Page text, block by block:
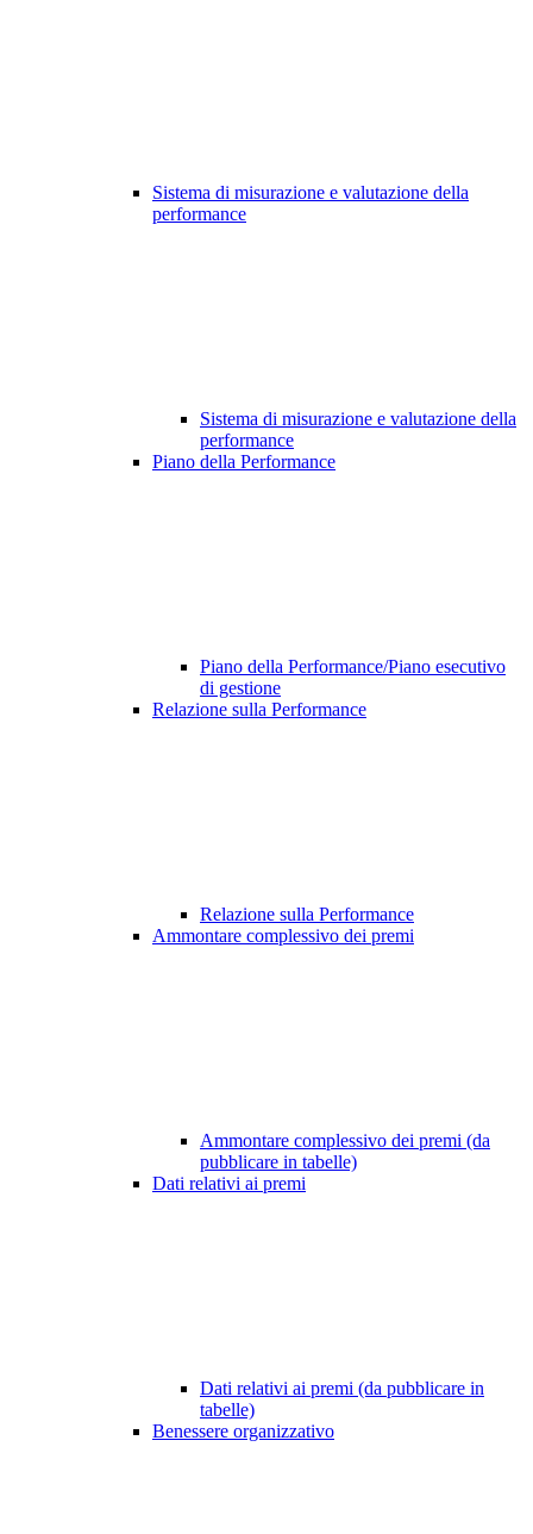
Sistema di misurazione e valutazione della
performance
Sistema di misurazione e valutazione della
performance
Piano della Performance
Piano della Performance/Piano esecutivo
di gestione
Relazione sulla Performance
Relazione sulla Performance
Ammontare complessivo dei premi
Ammontare complessivo dei premi (da
pubblicare in tabelle)
Dati relativi ai premi
Dati relativi ai premi (da pubblicare in
tabelle)
Benessere organizzativo